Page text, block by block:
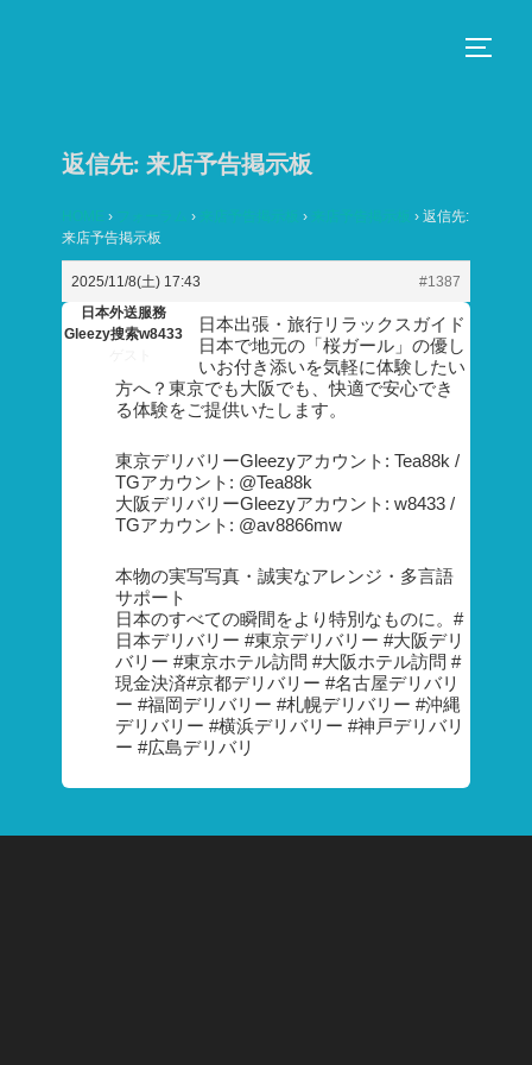
返信先: 来店予告掲示板
HOME › フォーラム › 来店予告掲示板 › 来店予告掲示板 › 返信先:
来店予告掲示板
2025/11/8(土) 17:43
#1387
日本外送服務
Gleezy搜索w8433
日本出張・旅行リラックスガイド
日本で地元の「桜ガール」の優し
いお付き添いを気軽に体験したい
方へ？東京でも大阪でも、快適で安心でき
る体験をご提供いたします。
東京デリバリーGleezyアカウント: Tea88k /
TGアカウント: @Tea88k
大阪デリバリーGleezyアカウント: w8433 /
TGアカウント: @av8866mw
本物の実写写真・誠実なアレンジ・多言語
サポート
日本のすべての瞬間をより特別なものに。#
日本デリバリー #東京デリバリー #大阪デリ
バリー #東京ホテル訪問 #大阪ホテル訪問 #
現金決済#京都デリバリー #名古屋デリバリ
ー #福岡デリバリー #札幌デリバリー #沖縄
デリバリー #横浜デリバリー #神戸デリバリ
ー #広島デリバリ